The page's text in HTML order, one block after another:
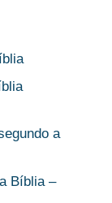
a
Bíblia –